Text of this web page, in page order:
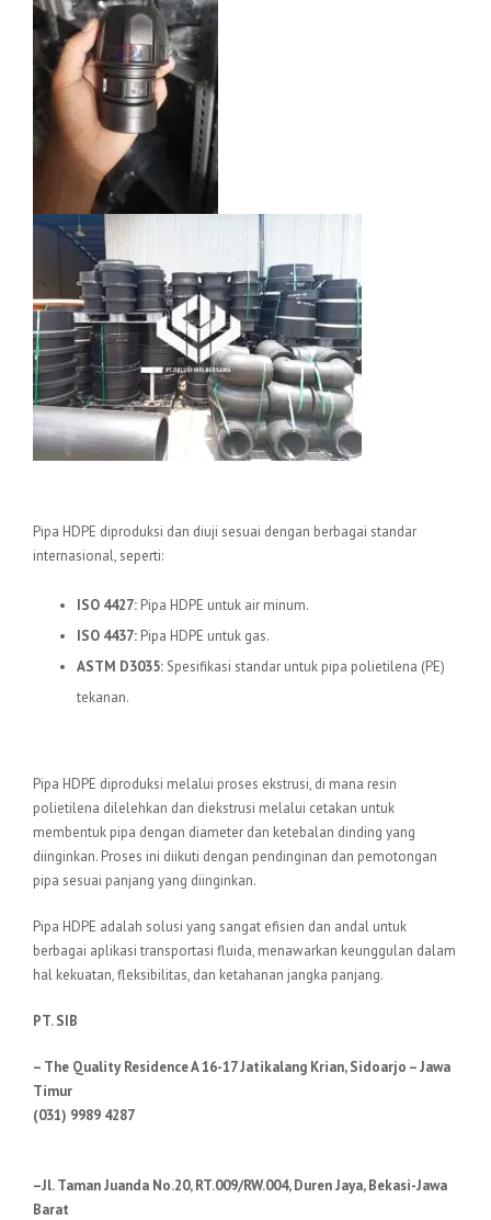
Pipa HDPE diproduksi dan diuji sesuai dengan berbagai standar
internasional, seperti:
ISO 4427: Pipa HDPE untuk air minum.
ISO 4437: Pipa HDPE untuk gas.
ASTM D3035:Spesifikasi standar untuk pipa polietilena (PE)
tekanan.
Pipa HDPE diproduksi melalui proses ekstrusi, di mana resin
polietilena dilelehkan dan diekstrusi melalui cetakan untuk
membentuk pipa dengan diameter dan ketebalan dinding yang
diinginkan. Proses ini diikuti dengan pendinginan dan pemotongan
pipa sesuai panjang yang diinginkan.
Pipa HDPE adalah solusi yang sangat efisien dan andal untuk
berbagai aplikasi transportasi fluida, menawarkan keunggulan dalam
hal kekuatan, fleksibilitas, dan ketahanan jangka panjang.
PT. SIB
– The Quality Residence A 16-17 Jatikalang Krian, Sidoarjo – Jawa
Timur
(031) 9989 4287
–Jl. Taman Juanda No.20, RT.009/RW.004, Duren Jaya, Bekasi-Jawa
Barat